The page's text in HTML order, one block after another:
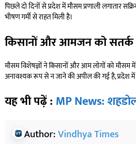
पिछले दो दिनों से प्रदेश में मौसम प्रणाली लगातार
भीषण गर्मी से राहत मिली है।
किसानों और आमजन को सतर्क
मौसम विशेषज्ञों ने किसानों और आम लोगों को
अनावश्यक रूप से न जाने की अपील की गई है, प्रदेश में
यह भी पढ़ें : MP News:
Author:Vindhya Times